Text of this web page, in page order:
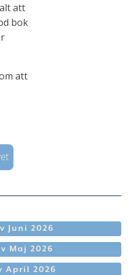
att
bok
att
Juni 2026
Maj 2026
April 2026